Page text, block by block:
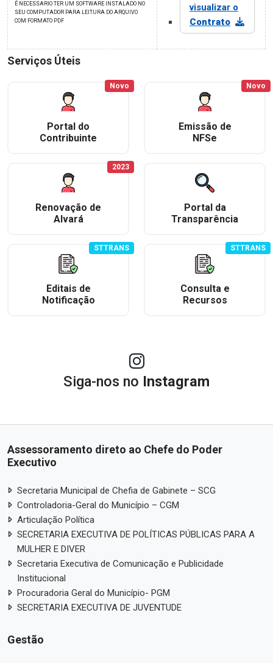
É NECESSARIO TER UM SOFTWARE INSTALADO NO
SEU COMPUTADOR PARA LEITURA DO ARQUIVO
COM FORMATO PDF
visualizar o
Contrato
Serviços Úteis
Portal do
Contribuinte
Novo
Emissão de
NFSe
Novo
Renovação de
Alvará
2023
Portal da
Transparência
Editais de
Notificação
STTRANS
Consulta e
Recursos
STTRANS
Siga-nos no Instagram
Assessoramento direto ao Chefe do Poder
Executivo
Secretaria Municipal de Chefia de Gabinete – SCG
Controladoria-Geral do Município – CGM
Articulação Política
SECRETARIA EXECUTIVA DE POLÍTICAS PÚBLICAS PARA A
MULHER E DIVER
Secretaria Executiva de Comunicação e Publicidade
Institucional
Procuradoria Geral do Município- PGM
SECRETARIA EXECUTIVA DE JUVENTUDE
Gestão